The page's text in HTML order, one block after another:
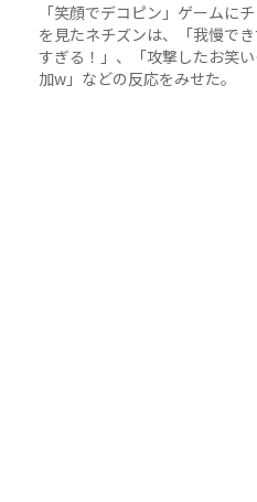
「笑顔でデコピン」ゲームに
を見たネチズンは、「我慢で
すぎる！」、「攻撃したお笑
加w」などの反応をみせた。